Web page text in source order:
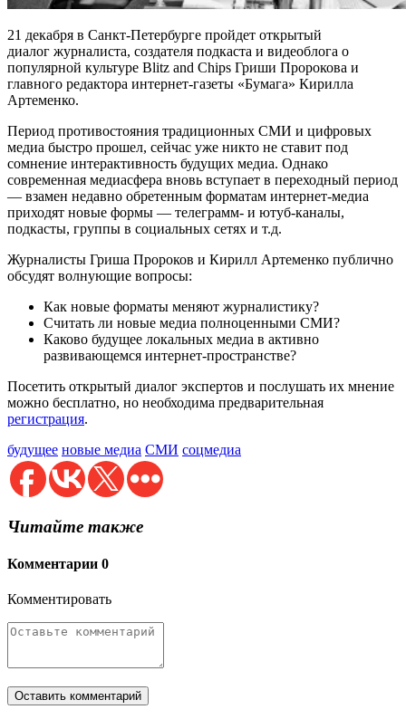
21 декабря в Санкт-Петербурге пройдет открытый
диалог журналиста, создателя подкаста и видеоблога о
популярной культуре Blitz and Chips Гриши Пророкова и
главного редактора интернет-газеты «Бумага» Кирилла
Артеменко.
Период противостояния традиционных СМИ и цифровых
медиа быстро прошел, сейчас уже никто не ставит под
сомнение интерактивность будущих медиа. Однако
современная медиасфера вновь вступает в переходный период
— взамен недавно обретенным форматам интернет-медиа
приходят новые формы — телеграмм- и ютуб-каналы,
подкасты, группы в социальных сетях и т.д.
Журналисты Гриша Пророков и Кирилл Артеменко публично
обсудят волнующие вопросы:
Как новые форматы меняют журналистику?
Считать ли новые медиа полноценными СМИ?
Каково будущее локальных медиа в активно
развивающемся интернет-пространстве?
Посетить открытый диалог экспертов и послушать их мнение
можно бесплатно, но необходима предварительная
регистрация.
будущее новые медиа СМИ соцмедиа
Читайте также
Комментарии 0
Комментировать